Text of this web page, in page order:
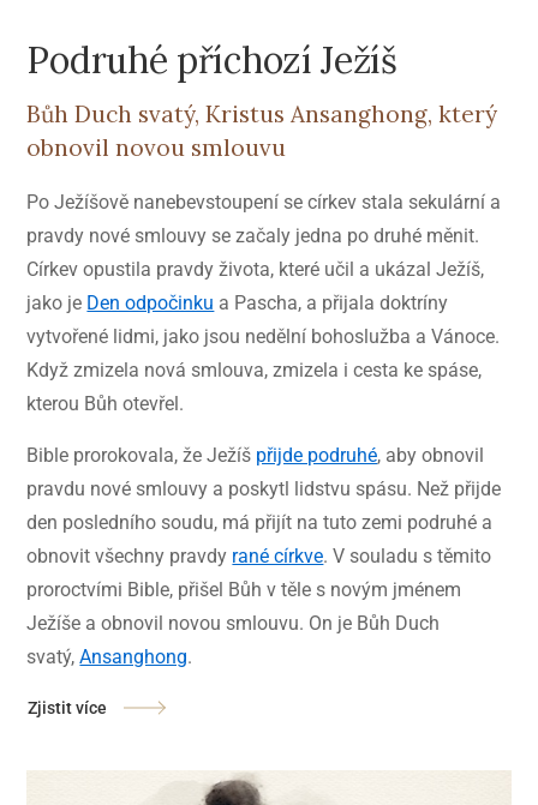
Podruhé příchozí Ježíš
Bůh Duch svatý, Kristus Ansanghong, který
obnovil novou smlouvu
Po Ježíšově nanebevstoupení se církev stala sekulární a
pravdy nové smlouvy se začaly jedna po druhé měnit.
Církev opustila pravdy života, které učil a ukázal Ježíš,
jako je Den odpočinku a Pascha, a přijala doktríny
vytvořené lidmi, jako jsou nedělní bohoslužba a Vánoce.
Když zmizela nová smlouva, zmizela i cesta ke spáse,
kterou Bůh otevřel.
Bible prorokovala, že Ježíš přijde podruhé, aby obnovil
pravdu nové smlouvy a poskytl lidstvu spásu. Než přijde
den posledního soudu, má přijít na tuto zemi podruhé a
obnovit všechny pravdy rané církve. V souladu s těmito
proroctvími Bible, přišel Bůh v těle s novým jménem
Ježíše a obnovil novou smlouvu. On je Bůh Duch
svatý,Ansanghong.
Zjistit více